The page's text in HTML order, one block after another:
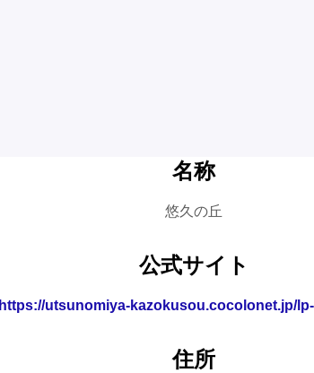
名称
悠久の丘
公式サイト
https://utsunomiya-kazokusou.cocolonet.jp/
住所